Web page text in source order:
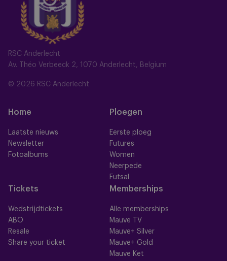
RSC Anderlecht
Av. Théo Verbeeck 2, 1070 Anderlecht, Belgium
© 2026 RSC Anderlecht
Home
Laatste nieuws
Newsletter
Fotoalbums
Ploegen
Eerste ploeg
Futures
Women
Neerpede
Futsal
Tickets
Wedstrijdtickets
ABO
Resale
Share your ticket
Memberships
Alle memberships
Mauve TV
Mauve+ Silver
Mauve+ Gold
Mauve Ket